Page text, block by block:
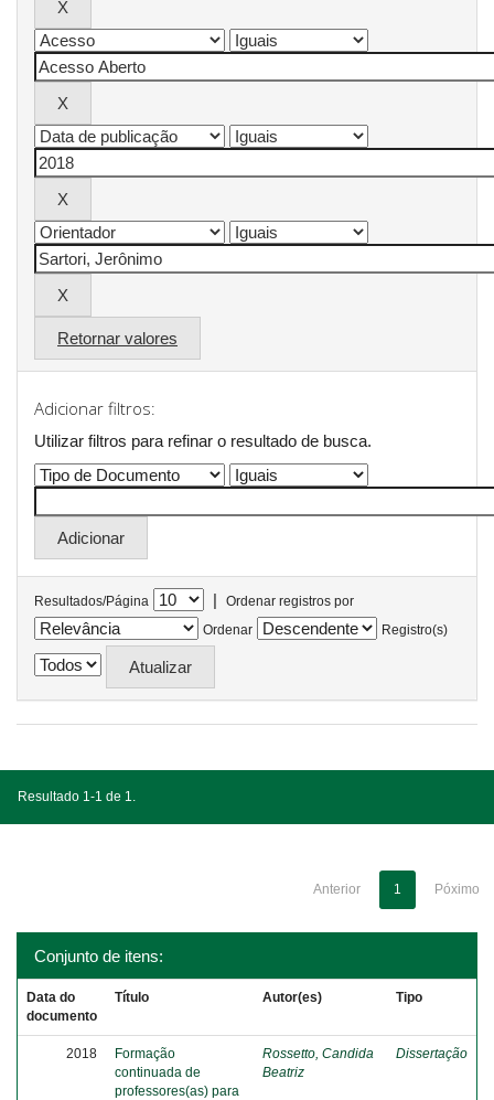
Retornar valores
Adicionar filtros:
Utilizar filtros para refinar o resultado de busca.
Resultados/Página |
Ordenar registros por
Ordenar
Registro(s)
Resultado 1-1 de 1.
Anterior 1 Póximo
Conjunto de itens:
Data do
documento
Título Autor(es) Tipo
2018
Formação
continuada de
professores(as) para
Rossetto, Candida
Beatriz
Dissertação